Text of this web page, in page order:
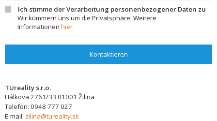
Ich stimme der Verarbeitung personenbezogener Daten zu
Wir kümmern uns um die Privatsphäre. Weitere
Informationen hier
Kontaktieren
TUreality s.r.o.
Hálkova 2761/33 01001 Žilina
Telefon: 0948 777 027
E-mail: zilina@tureality.sk